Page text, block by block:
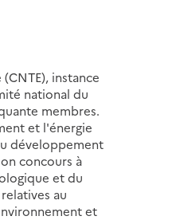
instance
national du
membres.
et l'énergie
développement
concours à
et du
au
et